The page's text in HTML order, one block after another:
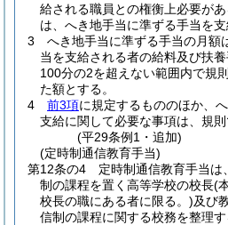
給される職員との権衡上必要が
は、へき地手当に準ずる手当を支
3
へき地手当に準ずる手当の月額
当を支給される者の給料及び扶養
100分の2を超えない範囲内で規
た額とする。
4
前3項に規定するもののほか、
支給に関して必要な事項は、規則
(平29条例1・追加)
(定時制通信教育手当)
第12条の4
定時制通信教育手当
制の課程を置く高等学校の校長(
校長の職にある者に限る。)及び
信制の課程に関する校務を整理